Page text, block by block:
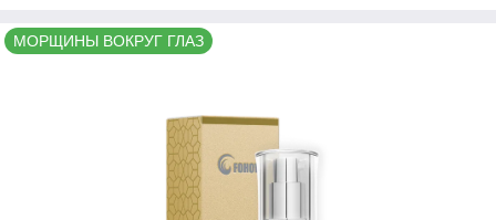
МОРЩИНЫ ВОКРУГ ГЛАЗ